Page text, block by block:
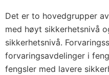
Det er to hovedgrupper
med høyt sikkerhetsnivå
sikkerhetsnivå.
forvaringsavdelinger i
fengsler med lavere